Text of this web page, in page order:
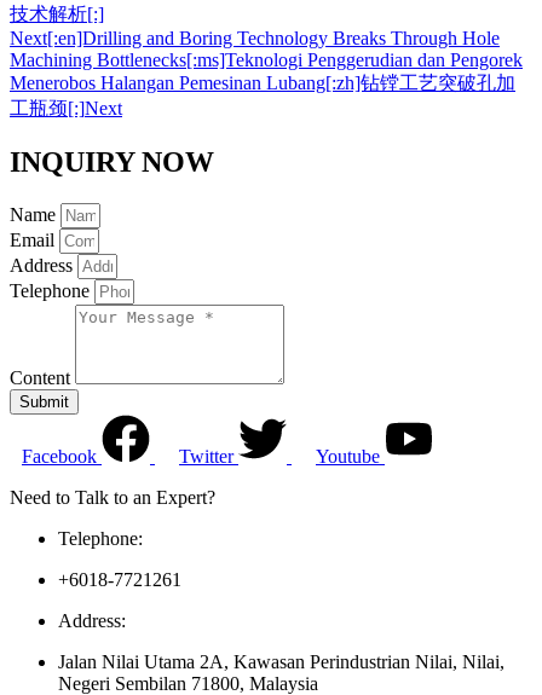
技术解析[:]
Next[:en]Drilling and Boring Technology Breaks Through Hole
Machining Bottlenecks[:ms]Teknologi Penggerudian dan Pengorek
Menerobos Halangan Pemesinan Lubang[:zh]钻镗工艺突破孔加
工瓶颈[:]Next
INQUIRY NOW
Name
Email
Address
Telephone
Content
Submit
Facebook Twitter
Youtube
Need to Talk to an Expert?
Telephone:
+6018-7721261
Address:
Jalan Nilai Utama 2A, Kawasan Perindustrian Nilai, Nilai,
Negeri Sembilan 71800, Malaysia